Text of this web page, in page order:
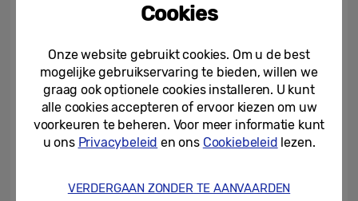
twee kleuren: Silver en White.
De Galaxy Z Fold6, Galaxy Z Flip6, Galaxy
Watch Ultra, Galaxy Watch7 en de Galaxy
Buds3-serie zijn vanaf 24 juli 2024
wereldwijd verkrijgbaar[12].
Ga voor meer informatie naar:Samsung
Cookies
Onze website gebruikt cookies. Om u de best
mogelijke gebruikservaring te bieden, willen we
graag ook optionele cookies installeren. U kunt
alle cookies accepteren of ervoor kiezen om uw
voorkeuren te beheren. Voor meer informatie kunt
u ons Privacybeleid en ons Cookiebeleid lezen.
VERDERGAAN ZONDER TE AANVAARDEN